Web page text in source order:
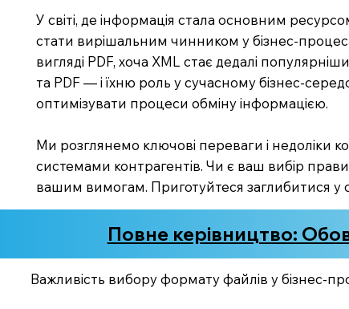
У світі, де інформація стала основним
стати вирішальним чинником у бізнес-
вигляді PDF, хоча XML стає дедалі
та PDF — і їхню роль у сучасному бізнес-
оптимізувати процеси обміну інформацією.
Ми розглянемо ключові переваги і недоліки
системами контрагентів. Чи є ваш вибір
вашим вимогам. Приготуйтеся заглибитися у
Повне керівництво:
Важливість вибору формату файлів у бізнес-